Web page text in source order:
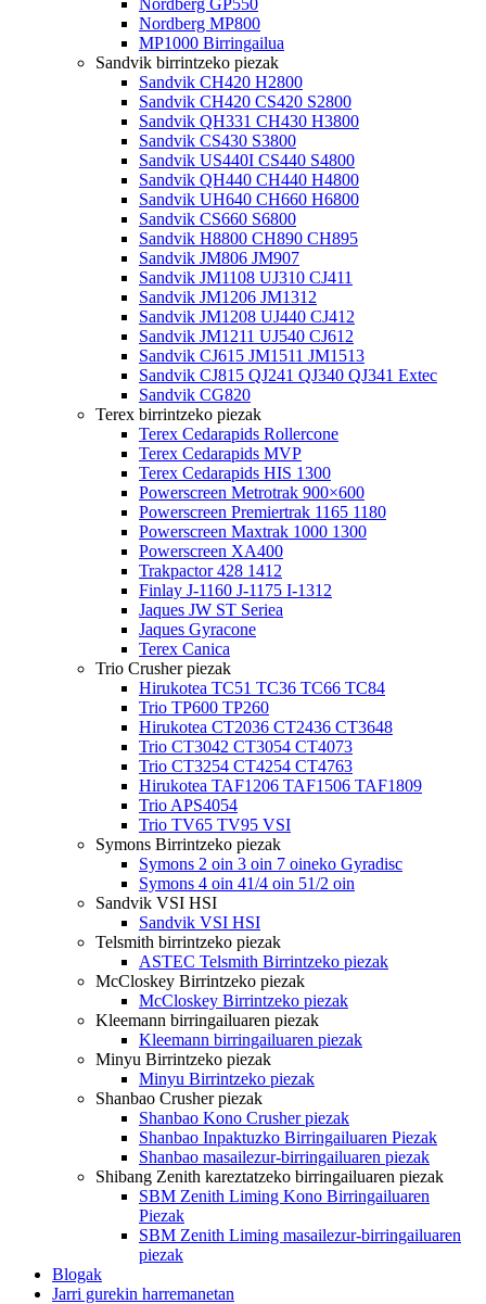
Nordberg GP550
Nordberg MP800
MP1000 Birringailua
Sandvik birrintzeko piezak
Sandvik CH420 H2800
Sandvik CH420 CS420 S2800
Sandvik QH331 CH430 H3800
Sandvik CS430 S3800
Sandvik US440I CS440 S4800
Sandvik QH440 CH440 H4800
Sandvik UH640 CH660 H6800
Sandvik CS660 S6800
Sandvik H8800 CH890 CH895
Sandvik JM806 JM907
Sandvik JM1108 UJ310 CJ411
Sandvik JM1206 JM1312
Sandvik JM1208 UJ440 CJ412
Sandvik JM1211 UJ540 CJ612
Sandvik CJ615 JM1511 JM1513
Sandvik CJ815 QJ241 QJ340 QJ341 Extec
Sandvik CG820
Terex birrintzeko piezak
Terex Cedarapids Rollercone
Terex Cedarapids MVP
Terex Cedarapids HIS 1300
Powerscreen Metrotrak 900×600
Powerscreen Premiertrak 1165 1180
Powerscreen Maxtrak 1000 1300
Powerscreen XA400
Trakpactor 428 1412
Finlay J-1160 J-1175 I-1312
Jaques JW ST Seriea
Jaques Gyracone
Terex Canica
Trio Crusher piezak
Hirukotea TC51 TC36 TC66 TC84
Trio TP600 TP260
Hirukotea CT2036 CT2436 CT3648
Trio CT3042 CT3054 CT4073
Trio CT3254 CT4254 CT4763
Hirukotea TAF1206 TAF1506 TAF1809
Trio APS4054
Trio TV65 TV95 VSI
Symons Birrintzeko piezak
Symons 2 oin 3 oin 7 oineko Gyradisc
Symons 4 oin 41/4 oin 51/2 oin
Sandvik VSI HSI
Sandvik VSI HSI
Telsmith birrintzeko piezak
ASTEC Telsmith Birrintzeko piezak
McCloskey Birrintzeko piezak
McCloskey Birrintzeko piezak
Kleemann birringailuaren piezak
Kleemann birringailuaren piezak
Minyu Birrintzeko piezak
Minyu Birrintzeko piezak
Shanbao Crusher piezak
Shanbao Kono Crusher piezak
Shanbao Inpaktuzko Birringailuaren Piezak
Shanbao masailezur-birringailuaren piezak
Shibang Zenith kareztatzeko birringailuaren piezak
SBM Zenith Liming Kono Birringailuaren
Piezak
SBM Zenith Liming masailezur-birringailuaren
piezak
Blogak
Jarri gurekin harremanetan